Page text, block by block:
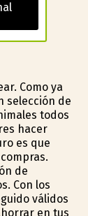
Como ya
selección de
todos
hacer
es que
de
Con los
válidos
en tus